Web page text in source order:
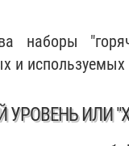
наборы
и
УРОВЕНЬ ИЛИ